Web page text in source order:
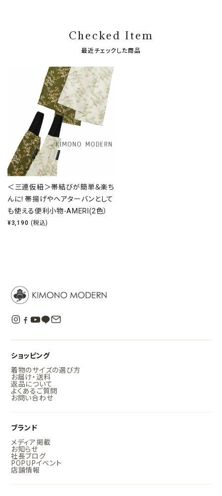
Checked Item
最近チェックした商品
＜三連仮紐＞帯結びが簡単＆楽ち
んに！帯揚げやヘアターバンとして
も使える便利小物-AMERI(2色）
¥3,190 (税込)
ショッピング
着物のサイズの選び方
お届け・送料
返品について
よくあるご質問
お問い合わせ
ブランド
メディア掲載
お知らせ
社長ブログ
POPUPイベント
店舗情報